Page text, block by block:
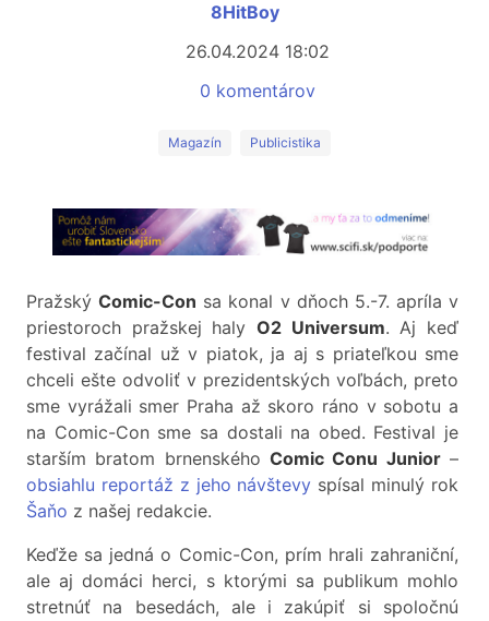
8HitBoy
26.04.2024 18:02
0 komentárov
Magazín Publicistika
PražskýComic-Con sa konal v dňoch 5.-7. apríla v
priestoroch pražskej haly O2 Universum. Aj keď
festival začínal už v piatok, ja aj s priateľkou sme
chceli ešte odvoliť v prezidentských voľbách, preto
sme vyrážali smer Praha až skoro ráno v sobotu a
na Comic-Con sme sa dostali na obed. Festival je
starším bratom brnenského Comic Conu Junior–
obsiahlu reportáž z jeho návštevy spísal minulý rok
Šaňo z našej redakcie.
Keďže sa jedná o Comic-Con, prím hrali zahraniční,
ale aj domáci herci, s ktorými sa publikum mohlo
stretnúť na besedách, ale i zakúpiť si spoločnú